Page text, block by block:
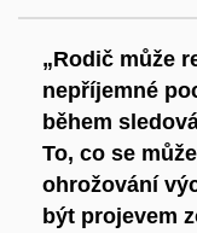
„Rodič může
nepříjemné
během
To, co se
ohrožování
být projevem